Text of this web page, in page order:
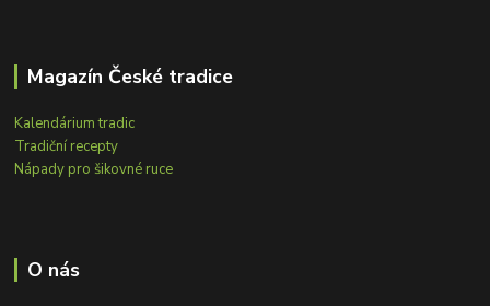
Magazín České tradice
Kalendárium tradic
Tradiční recepty
Nápady pro šikovné ruce
O nás